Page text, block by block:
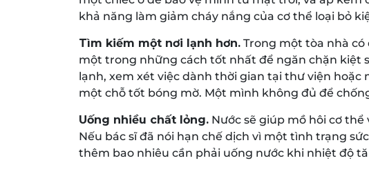
khả năng làm giảm cháy nắng của cơ thể loại bỏ
Tìm kiếm một nơi lạnh hơn. Trong một tòa nhà có
một trong những cách tốt nhất để ngăn chặn kiệt
lạnh, xem xét việc dành thời gian tại thư viện
một chỗ tốt bóng mờ. Một mình không đủ để
Uống nhiều chất lỏng. Nước sẽ giúp mồ hôi cơ
Nếu bác sĩ đã nói hạn chế dịch vì một tình trạng
thêm bao nhiêu cần phải uống nước khi nhiệt độ